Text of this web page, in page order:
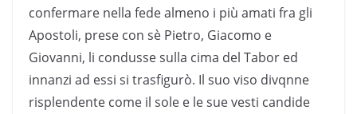
confermare nella fede almeno i più amati fra gli
Apostoli, prese con sè Pietro, Giacomo e
Giovanni, li condusse sulla cima del Tabor ed
innanzi ad essi si trasfigurò. Il suo viso divqnne
risplendente come il sole e le sue vesti candide